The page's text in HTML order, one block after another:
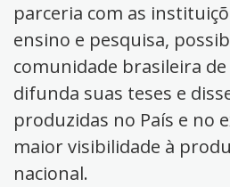
parceria com as
ensino e pesquisa,
comunidade brasileira
difunda suas teses e
produzidas no País e no
maior visibilidade à
nacional.